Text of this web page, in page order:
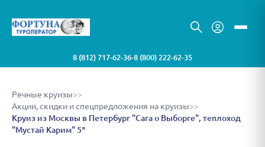
8 (812) 717-62-36•8 (800) 222-62-35
Речные круизы>>
Акции, скидки и спецпредложения на круизы>>
Круиз из Москвы в Петербург "Сага о Выборге", теплоход
"Мустай Карим" 5*